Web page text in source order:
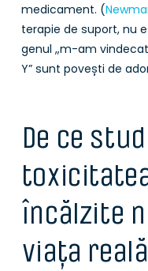
medicament. (
terapie de suport, nu
genul „m-am
Y” sunt povești de
De ce
încălzite
viața reală